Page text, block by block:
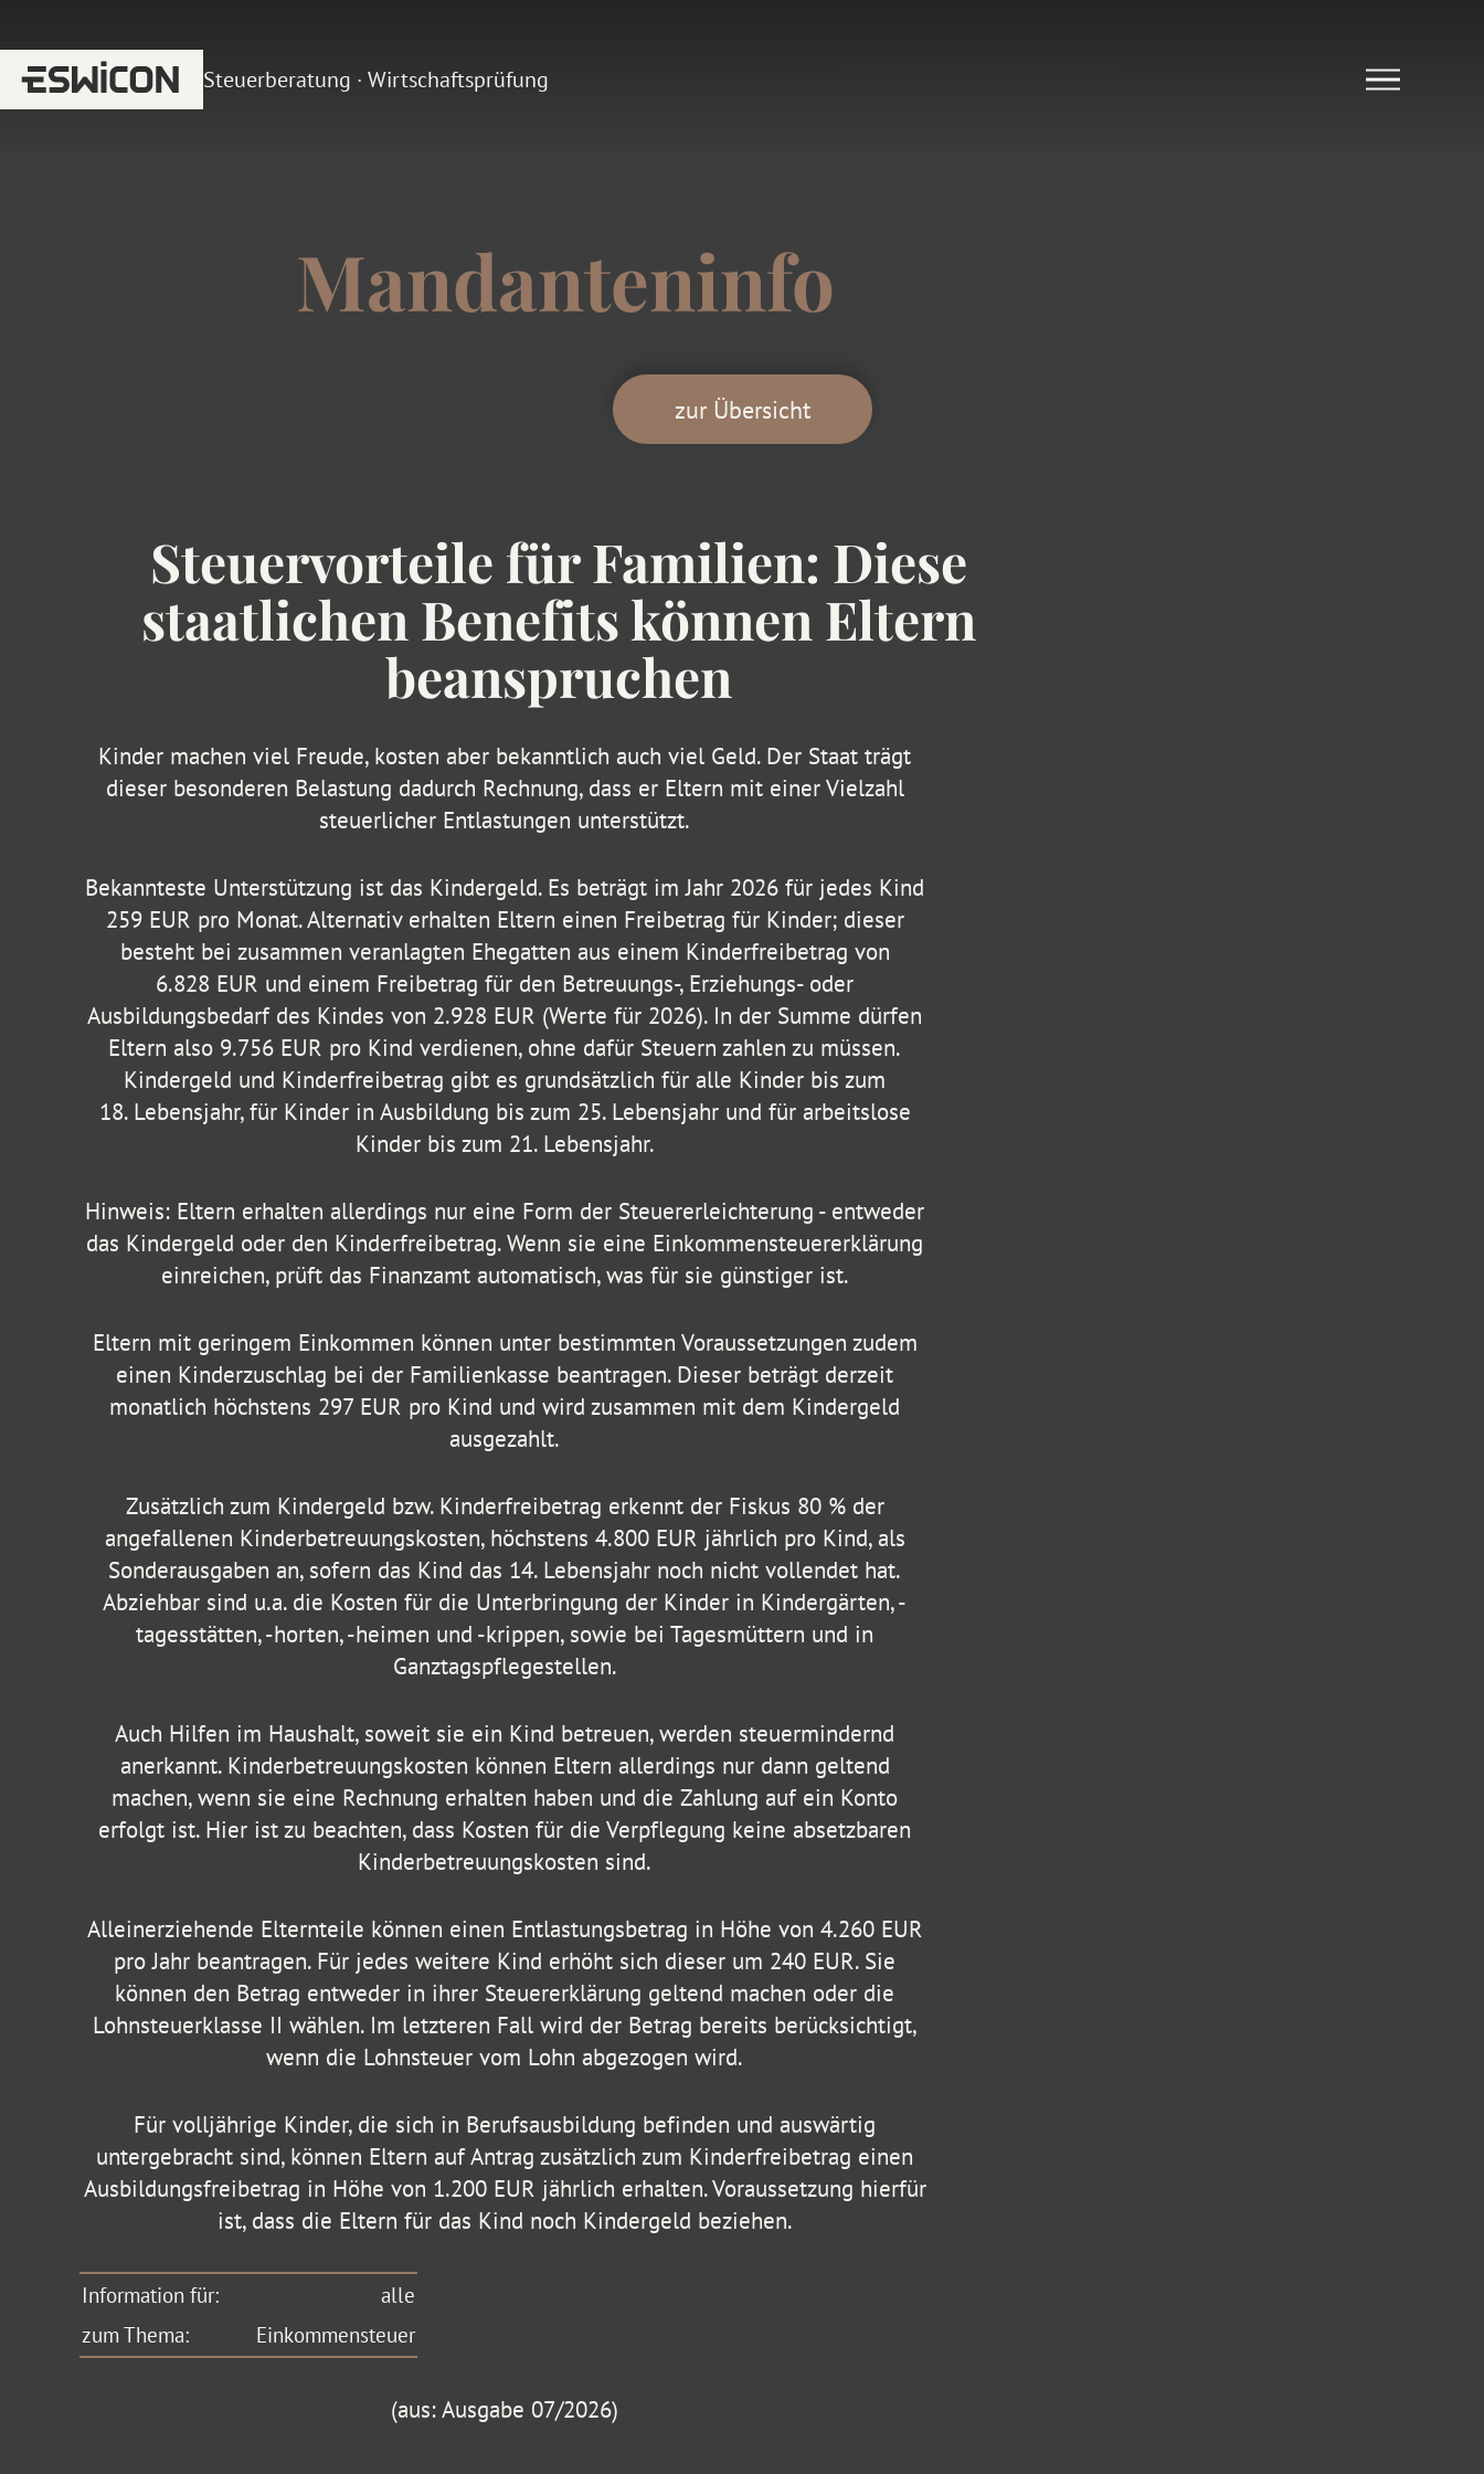
Steuerberatung · Wirtschaftsprüfung
Mandanteninfo
zur Übersicht
Steuervorteile für Familien: Diese
staatlichen Benefits können Eltern
beanspruchen
Kinder machen viel Freude, kosten aber bekanntlich auch viel Geld. Der Staat trägt
dieser besonderen Belastung dadurch Rechnung, dass er Eltern mit einer Vielzahl
steuerlicher Entlastungen unterstützt.
Bekannteste Unterstützung ist das Kindergeld. Es beträgt im Jahr 2026 für jedes Kind
259 EUR pro Monat. Alternativ erhalten Eltern einen Freibetrag für Kinder; dieser
besteht bei zusammen veranlagten Ehegatten aus einem Kinderfreibetrag von
6.828 EUR und einem Freibetrag für den Betreuungs-, Erziehungs- oder
Ausbildungsbedarf des Kindes von 2.928 EUR (Werte für 2026). In der Summe dürfen
Eltern also 9.756 EUR pro Kind verdienen, ohne dafür Steuern zahlen zu müssen.
Kindergeld und Kinderfreibetrag gibt es grundsätzlich für alle Kinder bis zum
18. Lebensjahr, für Kinder in Ausbildung bis zum 25. Lebensjahr und für arbeitslose
Kinder bis zum 21. Lebensjahr.
Hinweis: Eltern erhalten allerdings nur eine Form der Steuererleichterung - entweder
das Kindergeld oder den Kinderfreibetrag. Wenn sie eine Einkommensteuererklärung
einreichen, prüft das Finanzamt automatisch, was für sie günstiger ist.
Eltern mit geringem Einkommen können unter bestimmten Voraussetzungen zudem
einen Kinderzuschlag bei der Familienkasse beantragen. Dieser beträgt derzeit
monatlich höchstens 297 EUR pro Kind und wird zusammen mit dem Kindergeld
ausgezahlt.
Zusätzlich zum Kindergeld bzw. Kinderfreibetrag erkennt der Fiskus 80 % der
angefallenen Kinderbetreuungskosten, höchstens 4.800 EUR jährlich pro Kind, als
Sonderausgaben an, sofern das Kind das 14. Lebensjahr noch nicht vollendet hat.
Abziehbar sind u.a. die Kosten für die Unterbringung der Kinder in Kindergärten, -
tagesstätten, -horten, -heimen und -krippen, sowie bei Tagesmüttern und in
Ganztagspflegestellen.
Auch Hilfen im Haushalt, soweit sie ein Kind betreuen, werden steuermindernd
anerkannt. Kinderbetreuungskosten können Eltern allerdings nur dann geltend
machen, wenn sie eine Rechnung erhalten haben und die Zahlung auf ein Konto
erfolgt ist. Hier ist zu beachten, dass Kosten für die Verpflegung keine absetzbaren
Kinderbetreuungskosten sind.
Alleinerziehende Elternteile können einen Entlastungsbetrag in Höhe von 4.260 EUR
pro Jahr beantragen. Für jedes weitere Kind erhöht sich dieser um 240 EUR. Sie
können den Betrag entweder in ihrer Steuererklärung geltend machen oder die
Lohnsteuerklasse II wählen. Im letzteren Fall wird der Betrag bereits berücksichtigt,
wenn die Lohnsteuer vom Lohn abgezogen wird.
Für volljährige Kinder, die sich in Berufsausbildung befinden und auswärtig
untergebracht sind, können Eltern auf Antrag zusätzlich zum Kinderfreibetrag einen
Ausbildungsfreibetrag in Höhe von 1.200 EUR jährlich erhalten. Voraussetzung hierfür
ist, dass die Eltern für das Kind noch Kindergeld beziehen.
Information für:
alle
zum Thema:
Einkommensteuer
(aus: Ausgabe 07/2026)